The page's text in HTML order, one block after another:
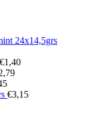
24x14,5grs
€1,40
€3,15